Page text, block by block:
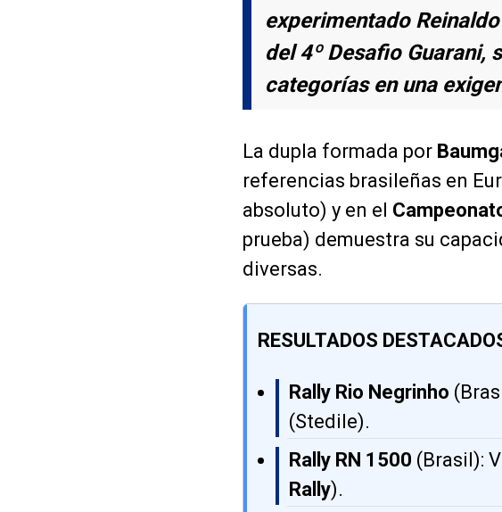
experimentado
del4º Desafio Guarani,
categorías en una
La dupla formada por
referencias brasileñas en
absoluto) y en el
prueba) demuestra su
diversas.
RESULTADOS
Rally Rio Negrinho
(Stedile).
Rally RN 1500 (Brasil):
Rally).